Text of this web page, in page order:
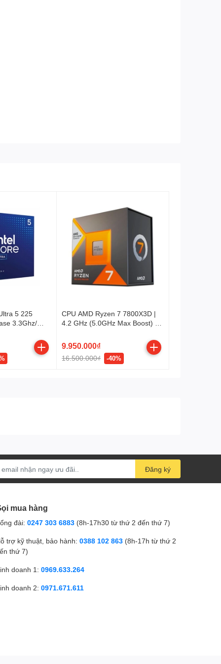
5 225
3.3Ghz/
CPU AMD Ryzen 7 7800X3D |
4.2 GHz (5.0GHz Max Boost) |
threads | 120W | Socket AM5
9.950.000₫
16.500.000₫ -40%
Đăng ký
mua hàng
đài: 0247 303 6883 (8h-17h30 từ thứ 2 đến thứ 7)
trợ kỹ thuật, bảo hành: 0388 102 863 (8h-17h từ thứ 2
thứ 7)
doanh 1: 0969.633.264
doanh 2: 0971.671.611